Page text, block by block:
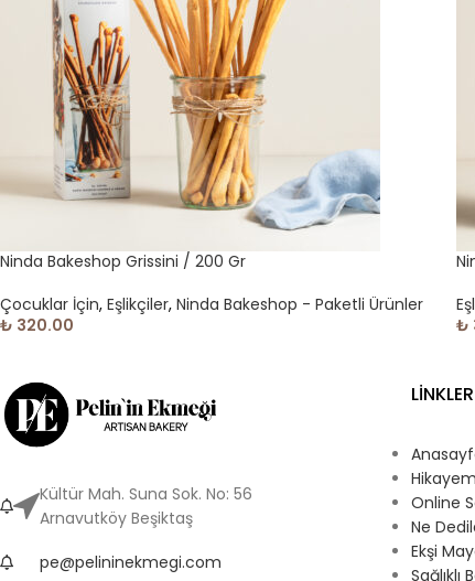
Ninda Bakeshop Grissini / 200 Gr
Çocuklar İçin, Eşlikçiler, Ninda Bakeshop - Paketli Ürünler
₺ 320.00
₺
Kültür Mah. Suna Sok. No: 56
Arnavutköy Beşiktaş
pe@pelininekmegi.com
LİNKLER
Hikayem
Online
Ne
Ekşi
Sağlıklı